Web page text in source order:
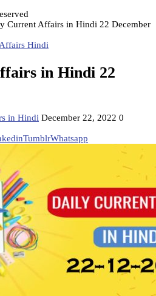
Current Affairs in Hindi 22 December
Hindi
in Hindi 22
in Hindi December 22, 2022 0
TumblrWhatsapp